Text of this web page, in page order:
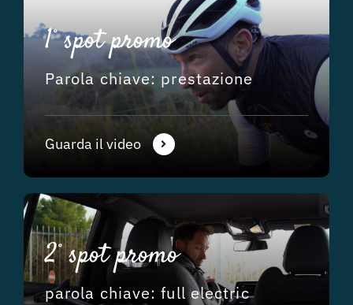
1° spot promo
Parola chiave: prestazione
Guarda il video
2° spot promo
parola chiave: full electric